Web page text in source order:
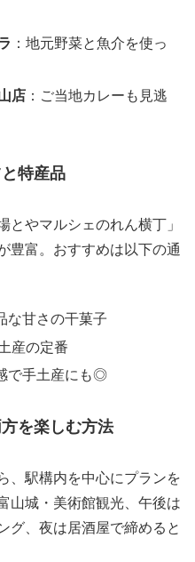
：地元野菜と魚介を使っ
店 ：ご当地カレーも見逃
特産品
とやマルシェのれん横丁」
豊富。おすすめは以下の通
な甘さの干菓子
産の定番
で手土産にも◎
を楽しむ方法
、駅構内を中心にプランを
山城・美術館観光、午後は
グ、夜は居酒屋で締めると